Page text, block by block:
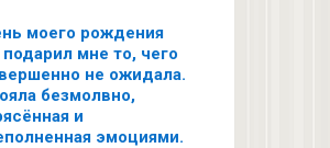
моего рождения
мне то, чего
не ожидала.
безмолвно,
и
эмоциями.